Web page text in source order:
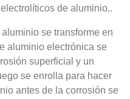
de aluminio..
se transforme en
aluminio electrónica se
superficial y un
se enrolla para hacer
antes de la corrosión se